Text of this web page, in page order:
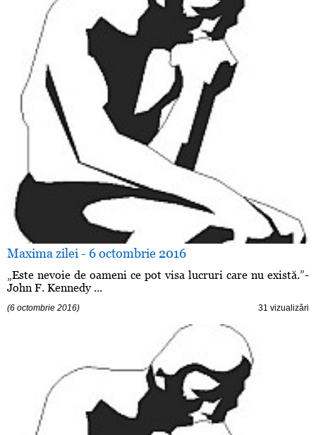
Maxima zilei - 6 octombrie 2016
„Este nevoie de oameni ce pot visa lucruri care nu există.”-
John F. Kennedy ...
(6 octombrie 2016) 31 vizualizări